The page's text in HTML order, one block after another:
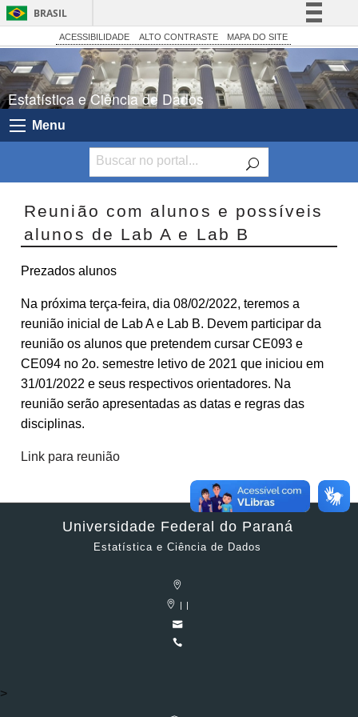
BRASIL
Simplifique!
Comunica BR
Participe
Acesso à informação
Canais
ACESSIBILIDADE ALTO CONTRASTE MAPA DO SITE
Estatística e Ciência de Dados
Menu
Reunião com alunos e possíveis
alunos de Lab A e Lab B
Prezados alunos
Na próxima terça-feira, dia 08/02/2022, teremos a
reunião inicial de Lab A e Lab B. Devem participar da
reunião os alunos que pretendem cursar CE093 e
CE094 no 2o. semestre letivo de 2021 que iniciou em
31/01/2022 e seus respectivos orientadores. Na
reunião serão apresentadas as datas e regras das
disciplinas.
Link para reunião
Universidade Federal do Paraná
Estatística e Ciência de Dados
| |
>